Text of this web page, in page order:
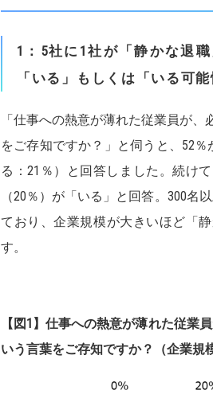
1 ：5社に1社が「静かな退
「いる」もしくは「いる可能
「仕事への熱意が薄れた従業員が
をご存知ですか？」と伺うと、52
る：21％）と回答しました。続け
（20％）が「いる」と回答。300名
ており、企業規模が大きいほど「
す。
【 図1】仕事への熱意が薄れた従業
いう言葉をご存知ですか？（企業規